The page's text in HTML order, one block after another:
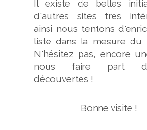
Il existe de belles
d'autres sites très
ainsi nous tentons
liste dans la mesure du
N'hésitez pas, encore
nous faire part
découvertes !
Bonne visite !